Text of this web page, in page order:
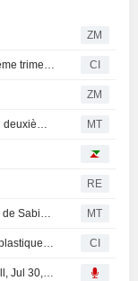
ZM
Saudi Basic Industries Corporation publie ses résultats pour le deuxième trimestre et le premier semestre clos le 30 juin 2026 CI
ZM
Riyad Capital révise l'objectif de cours de Sabic après les résultats du deuxième trimestre MT
RE
Mutares finalise l'acquisition de l'activité thermoplastiques techniques de Sabic en Amérique et en Europe MT
Mutares SE & Co. KGaA (XTRA:MUX) acquiert les activités de thermoplastiques techniques de SABIC en Amérique et en Europe auprès de Saudi Basic Industries Corporation (SASE:2010) pour une valeur d'entreprise de 450 millions de dollars CI
Transcript : Saudi Basic Industries Corporation, Q2 2026 Earnings Call, Jul 30, 2026